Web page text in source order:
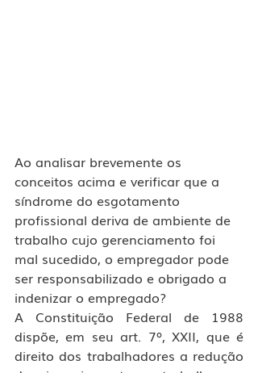
Ao analisar brevemente os
conceitos acima e verificar que a
síndrome do esgotamento
profissional deriva de ambiente de
trabalho cujo gerenciamento foi
mal sucedido, o empregador pode
ser responsabilizado e obrigado a
indenizar o empregado?
A Constituição Federal de 1988
dispõe, em seu art. 7º, XXII, que é
direito dos trabalhadores a redução